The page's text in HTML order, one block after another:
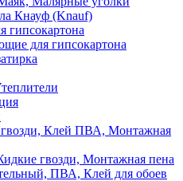
Кнауф (Knauf)
гипсокартона
для гипсокартона
Клей ПВА, Монтажная
гвозди, Монтажная пена
ПВА, Клей для обоев